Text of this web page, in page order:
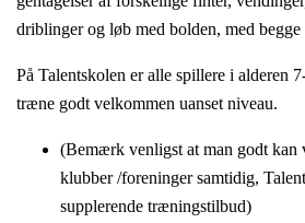
driblinger og løb med bolden, med begge
På Talentskolen er alle spillere i alderen
træne godt velkommen uanset niveau.
(Bemærk venligst at man godt kan
klubber /foreninger samtidig,
supplerende træningstilbud)